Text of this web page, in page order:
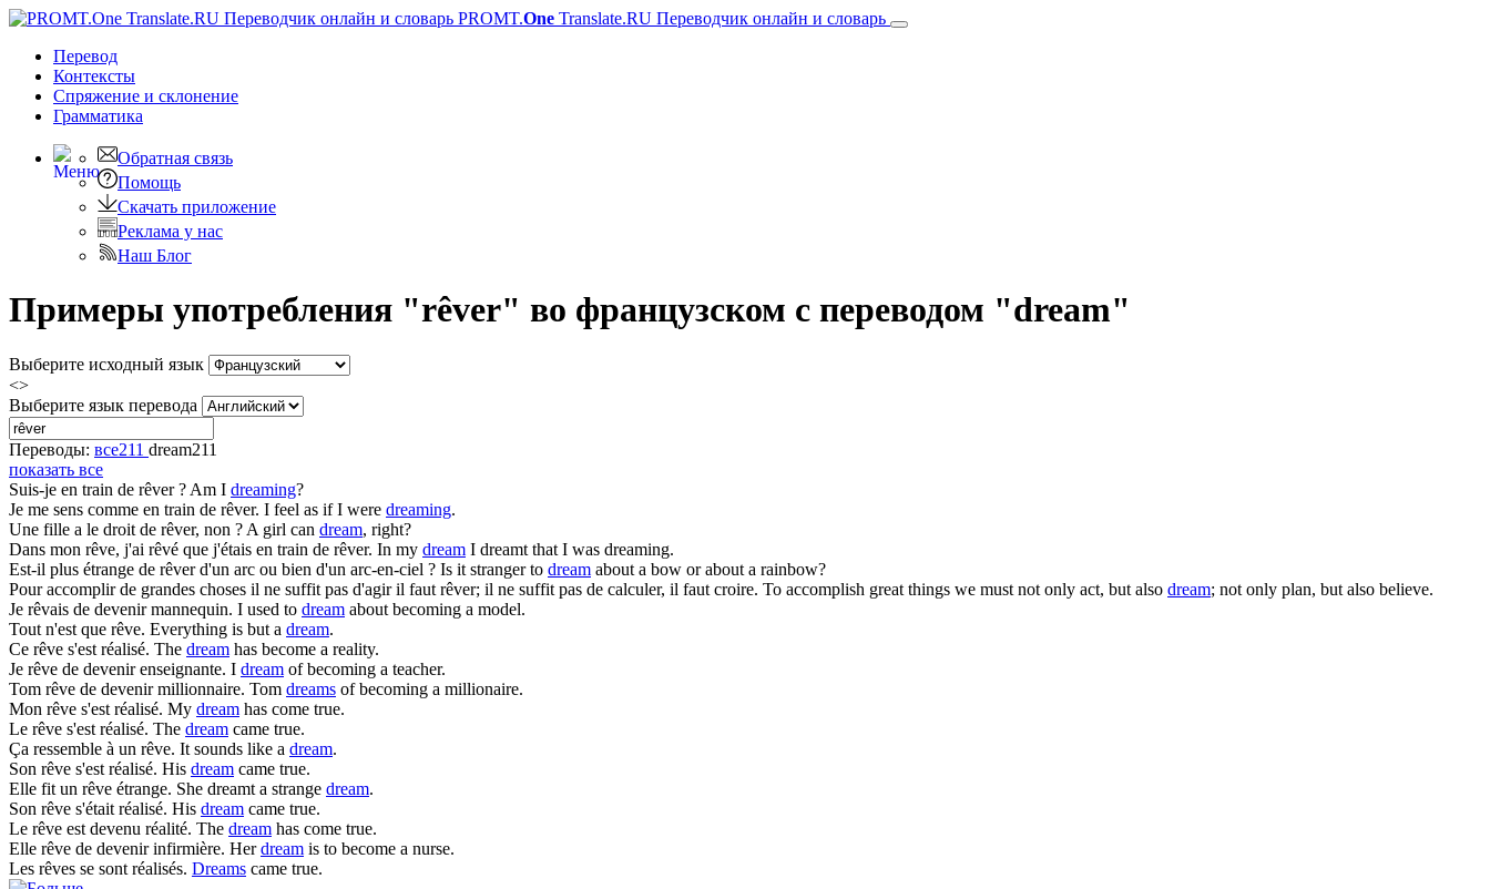
PROMT.One Translate.RU Переводчик онлайн и словарь
Перевод
Контексты
Спряжение и склонение
Грамматика
Обратная связь
Помощь
Скачать приложение
Реклама у нас
Наш Блог
Примеры употребления "rêver" во французском с переводом "dream"
Выберите исходный язык
<>
Выберите язык перевода
Переводы: все211 dream211
показать все
Suis-je en train de rêver? Am I dreaming?
Je me sens comme en train de rêver. I feel as if I were dreaming.
Une fille a le droit de rêver, non ? A girl can dream, right?
Dans mon rêve, j'ai rêvé que j'étais en train de rêver. In my dream I dreamt that I was dreaming.
Est-il plus étrange de rêverd'un arc ou bien d'un arc-en-ciel ? Is it stranger to dream about a bow or about a rainbow?
Pour accomplir de grandes choses il ne suffit pas d'agir il faut rêver; il ne suffit pas de calculer, il faut croire. To accomplish great things we must not only act, but also dream; not only plan, but also believe.
Je rêvais de devenir mannequin. I used to dream about becoming a model.
Tout n'est que rêve. Everything is but a dream.
Ce rêve s'est réalisé. The dream has become a reality.
Je rêve de devenir enseignante. I dream of becoming a teacher.
Tom rêve de devenir millionnaire. Tom dreams of becoming a millionaire.
Mon rêve s'est réalisé. My dream has come true.
Le rêve s'est réalisé. The dream came true.
Ça ressemble à un rêve. It sounds like a dream.
Son rêve s'est réalisé. His dream came true.
Elle fit un rêve étrange. She dreamt a strange dream.
Son rêve s'était réalisé. His dream came true.
Le rêve est devenu réalité. The dream has come true.
Elle rêve de devenir infirmière. Herdream is to become a nurse.
Les rêves se sont réalisés. Dreams came true.